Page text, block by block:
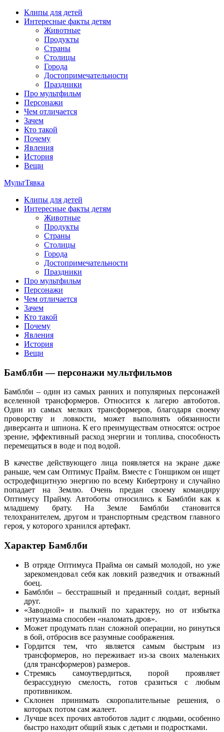
Перейти
содержимому
Клипы для детей
Интересные факты детям
Животные
Продукты
Страны
Столицы
Города
Достопримечательности
Праздники
Про мультфильм
Персонажи
Чем отличается
Зачем
Кто такой
Почему
Явления
История
Вещи
МультТявка
интересные факты про страны, столицы и города, клипы из
мультфильмов, мульт-клипы, песни из мультиков, детские
клипы, интересные факты о мультфильмах и про персонажей
мультфильмов
Клипы для детей
Интересные факты детям
Животные
Продукты
Страны
Столицы
Города
Достопримечательности
Праздники
Про мультфильм
Персонажи
Чем отличается
Зачем
Кто такой
Почему
Явления
История
Вещи
Бамблби — персонажи мультфильмов
Бамблби – один из самых ранних и популярных персонажей
вселенной трансформеров. Относится к лагерю автоботов.
Один из самых мелких трансформеров, благодаря своему
проворству и ловкости, может выполнять обязанности
диверсанта и шпиона. К его преимуществам относятся: острое
зрение, эффективный расход энергии и топлива, способность
перемещаться в воде и под водой.
В качестве действующего лица появляется на экране даже
раньше, чем сам Оптимус Прайм. Вместе с Гонщиком он ищет
остродефицитную энергию по всему Кибертрону и случайно
попадает на Землю. Очень предан своему командиру
Оптимусу Прайму. Автоботы относились к Бамблби как к
младшему брату. На Земле Бамблби становится
телохранителем, другом и транспортным средством главного
героя, у которого хранился артефакт.
Характер Бамблби
В отряде Оптимуса Прайма он самый молодой, но уже
зарекомендовал себя как ловкий разведчик и отважный
боец.
Бамблби – бесстрашный и преданный солдат, верный
друг.
«Заводной» и пылкий по характеру, но от избытка
энтузиазма способен «наломать дров».
Может продумать план сложной операции, но ринуться
в бой, отбросив все разумные соображения.
Гордится тем, что является самым быстрым из
трансформеров, но переживает из-за своих маленьких
(для трансформеров) размеров.
Стремясь самоутвердиться, порой проявляет
безрассудную смелость, готов сразиться с любым
противником.
Склонен принимать скоропалительные решения, о
которых потом сам жалеет.
Лучше всех прочих автоботов ладит с людьми, особенно
быстро находит общий язык с детьми и подростками.